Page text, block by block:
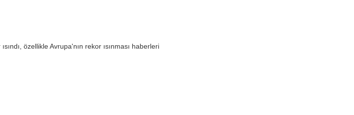
özellikle Avrupa'nın rekor ısınması haberleri